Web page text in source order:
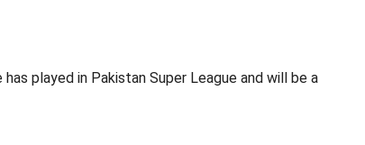
played in Pakistan Super League and will be a